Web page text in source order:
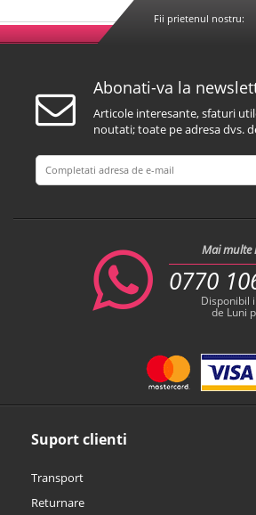
Fii prietenul nostru:
Suport clienti
Transport
Returnare
Abonati-va la
Articole interesante, sfaturi
noutati; toate pe adresa dvs.
Mai multe
0770
Disponibil
de Luni